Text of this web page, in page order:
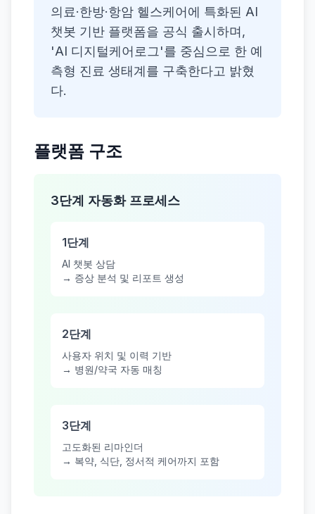
의료·한방·항암 헬스케어에 특화된 AI
챗봇 기반 플랫폼을 공식 출시하며,
'AI 디지털케어로그'를 중심으로 한 예
측형 진료 생태계를 구축한다고 밝혔
다.
플랫폼 구조
3단계 자동화 프로세스
1단계
AI 챗봇 상담
→ 증상 분석 및 리포트 생성
2단계
사용자 위치 및 이력 기반
→ 병원/약국 자동 매칭
3단계
고도화된 리마인더
→ 복약, 식단, 정서적 케어까지 포함